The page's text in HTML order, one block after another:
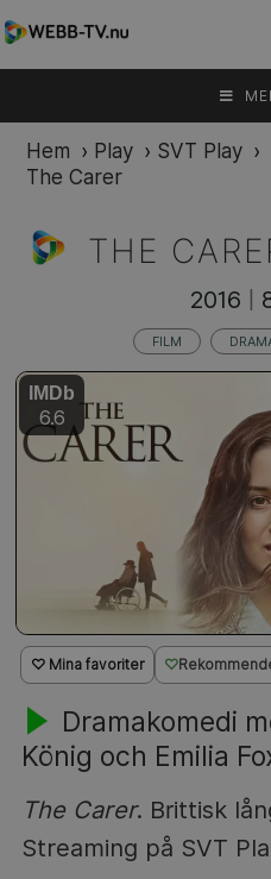
Hem › Play › SVT Play ›
The Carer
THE
♡ Mina favoriter
Dramakomedi
König och Emilia
The Carer. Brittisk
Streaming på SVT
2016
FILM
IMDb
6.6